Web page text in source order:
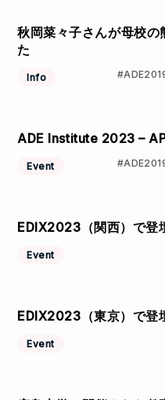
秋岡菜々子さんが母校の
た
Info
ADE Institute 2023 –
Event
EDIX2023（関西）で登
Event
EDIX2023（東京）で登
Event